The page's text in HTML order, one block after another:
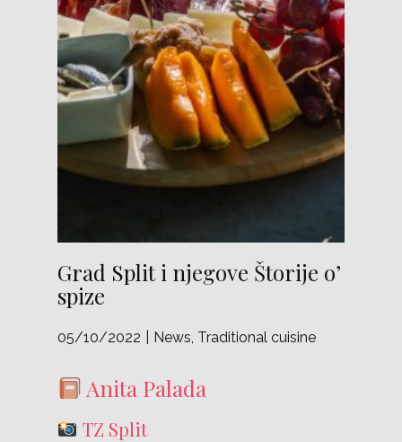
Grad Split i njegove Štorije o’
spize
05/10/2022 News, Traditional cuisine
Anita Palada
TZ Split